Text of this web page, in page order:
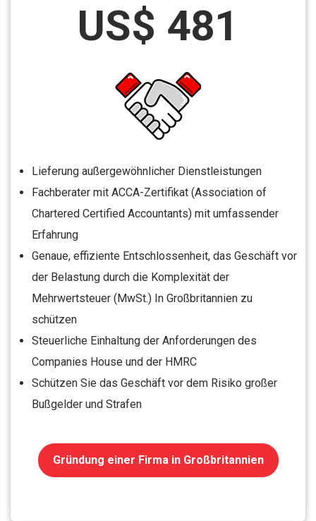
US$ 481
Lieferung außergewöhnlicher Dienstleistungen
Fachberater mit ACCA-Zertifikat (Association of
Chartered Certified Accountants) mit umfassender
Erfahrung
Genaue, effiziente Entschlossenheit, das Geschäft vor
der Belastung durch die Komplexität der
Mehrwertsteuer (MwSt.) In Großbritannien zu
schützen
Steuerliche Einhaltung der Anforderungen des
Companies House und der HMRC
Schützen Sie das Geschäft vor dem Risiko großer
Bußgelder und Strafen
Gründung einer Firma in Großbritannien